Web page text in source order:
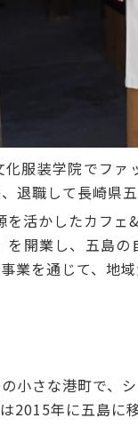
服装学院でフ
退職して長崎県
活かしたカフ
開業し、五島の
業を通じて、地
小さな港町で、
2015年に五島に